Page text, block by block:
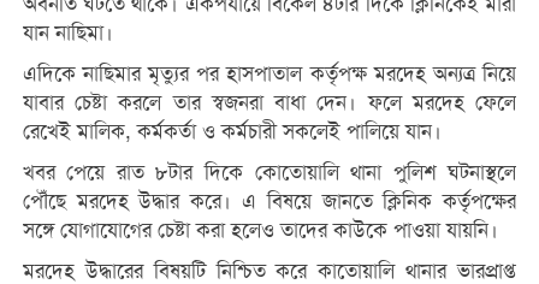
যান নাছিমা।
এদিকে নাছিমার মৃত্যুর পর হাসপাতাল কর্তৃপক্ষ মরদেহ অন্যত্র নিয়ে
যাবার চেষ্টা করলে তার স্বজনরা বাধা দেন। ফলে মরদেহ ফেলে
রেখেই মালিক, কর্মকর্তা ও কর্মচারী সকলেই পালিয়ে যান।
খবর পেয়ে রাত ৮টার দিকে কোতোয়ালি থানা পুলিশ ঘটনাস্থলে
পৌঁছে মরদেহ উদ্ধার করে। এ বিষয়ে জানতে ক্লিনিক কর্তৃপক্ষের
সঙ্গে যোগাযোগের চেষ্টা করা হলেও তাদের কাউকে পাওয়া যায়নি।
মরদেহ উদ্ধারের বিষয়টি নিশ্চিত করে কাতোয়ালি থানার ভারপ্রাপ্ত